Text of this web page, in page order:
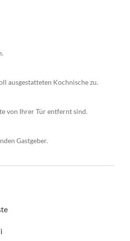
ausgestatteten Kochnische zu.
von Ihrer Tür entfernt sind.
Gastgeber.